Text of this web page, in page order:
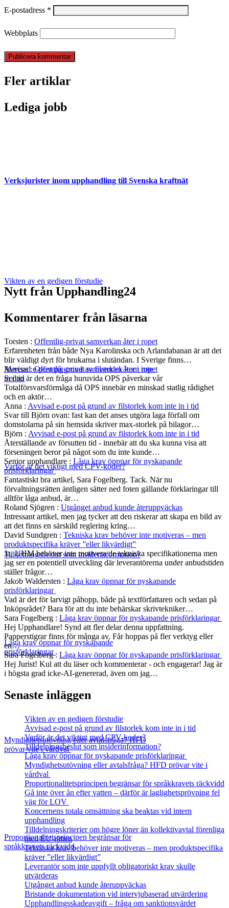
E-postadress *
Webbplats
Fler artiklar
Lediga jobb
Verksjurister inom upphandling till Svenska kraftnät
Vikten av en gedigen förstudie
Avvisad e-post på grund av filstorlek kom inte
in i tid
Varför är det viktigt med CPV-koder?
Tilldelningsbeslut som insiderinformation?
Låga krav öppnar för nyskapande
prisförklaringar
Myndighetsutövning eller avtalsfråga? HFD
prövar vite i vårdval
Proportionalitetsprincipen begränsar för
språkkravets räckvidd
Nytt från Upphandling24
Kommentarer från läsarna
Torsten : Offentlig-privat samverkan åter i ropet
Erfarenheten från både Nya Karolinska och Arlandabanan är att det
blir väldigt dyrt för brukarna i slutändan. I Sverige finns…
Marcus:Offentlig-privat samverkan åter i ropet
Sedan är det en fråga huruvida OPS påverkar vår
Totalförsvarsförmåga då OPS innebär en minskad statlig rådighet
och en aktör…
Anna : Avvisad e-post på grund av filstorlek kom inte in i tid
Svar till Björn ovan: fast kan det anses utgöra laga förfall om
domstolarna på sin hemsida skriver max-storlek på bilagor…
Björn : Avvisad e-post på grund av filstorlek kom inte in i tid
Återställande av försutten tid - innebär att du ska kunna visa att
förseningen beror på något som du inte kunde…
Senior upphandlare : Låga krav öppnar för nyskapande
prisförklaringar
Fantastiskt bra artikel, Sara Fogelberg. Tack. När nu
förvaltningsrätten äntligen sätter ned foten gällande förklaringar till
alltför låga anbud, är…
Roland Sjögren : Utgånget anbud kunde återuppväckas
Intressant artikel, men jag tycker att den riskerar att skapa en bild av
att det finns en särskild reglering kring…
David Sundgren : Tekniska krav behöver inte motiveras – men
produktspecifika kräver ”eller likvärdigt”
Ja, UHM behöver inte motivera de tekniska specifikationerna men
jag ser en potentiell utveckling där leverantörerna under anbudstiden
ställer frågor…
Jakob Waldersten : Låga krav öppnar för nyskapande
prisförklaringar
Vad är det för larvigt påhopp, både på textförfattaren och sedan på
Inköpsrådet? Bara för att du inte behärskar skrivtekniker…
Sara Fogelberg : Låga krav öppnar för nyskapande prisförklaringar
Hej Upphandlare! Synd att fler delar denna uppfattning.
Papperstigrar finns för många av. Får hoppas på fler verktyg eller
en…
Sara Fogelberg: Låga krav öppnar för nyskapande prisförklaringar
Hej Jurist! Kul att du läser och kommenterar - och engagerar! Jag är
i högsta grad icke-AI-genererad, även om jag…
Senaste inläggen
Vikten av en gedigen förstudie
Avvisad e-post på grund av filstorlek kom inte in i tid
Varför är det viktigt med CPV-koder?
Tilldelningsbeslut som insiderinformation?
Låga krav öppnar för nyskapande prisförklaringar
Myndighetsutövning eller avtalsfråga? HFD prövar vite i
vårdval
Proportionalitetsprincipen begränsar för språkkravets räckvidd
Gå inte över ån efter vatten – därför är laglighetsprövning fel
väg för LOV
Koncernens totala omsättning ska beaktas vid intern
upphandling
Tilldelningskriterier om högre löner än kollektivavtal förenliga
med EU‑rätten
Tekniska krav behöver inte motiveras – men produktspecifika
kräver ”eller likvärdigt”
Leverantör som inte uppfyllt obligatoriskt krav skulle
utvärderas
Utgånget anbud kunde återuppväckas
Bristande dokumentation vid intervjubaserad utvärdering
Upphandlingsskadeavgift – fråga om sanktionsvärdet